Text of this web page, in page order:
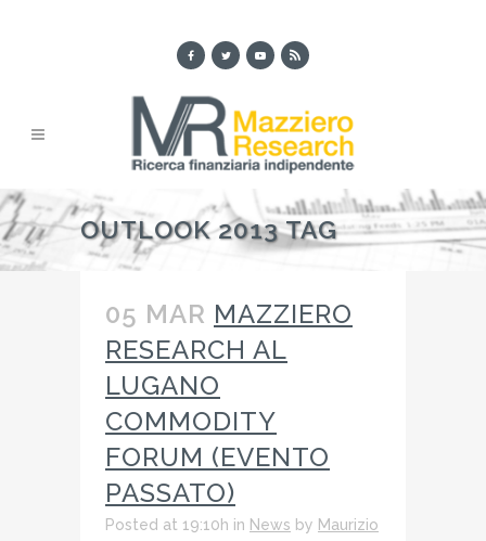
OUTLOOK 2013 TAG
05 MAR MAZZIERO
RESEARCH AL
LUGANO
COMMODITY
FORUM (EVENTO
PASSATO)
Posted at 19:10h in News by Maurizio